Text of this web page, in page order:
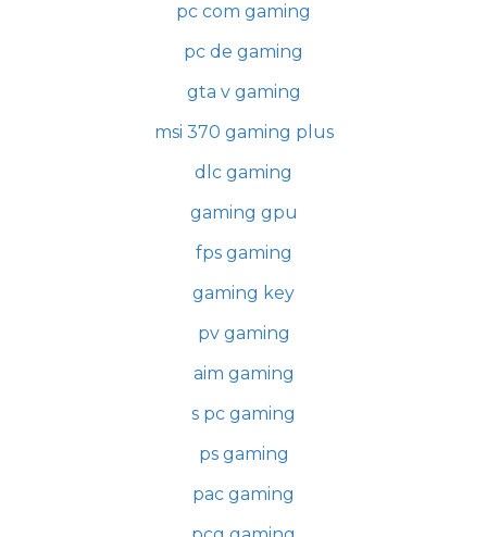
pc com gaming
pc de gaming
gta v gaming
msi 370 gaming plus
dlc gaming
gaming gpu
fps gaming
gaming key
pv gaming
aim gaming
s pc gaming
ps gaming
pac gaming